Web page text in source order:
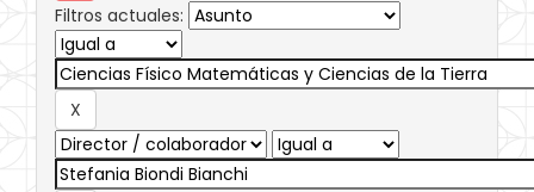
Filtros actuales: